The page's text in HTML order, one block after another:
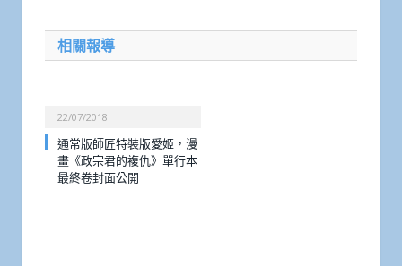
相關報導
22/07/2018
通常版師匠特裝版愛姬，漫
畫《政宗君的複仇》單行本
最終卷封面公開